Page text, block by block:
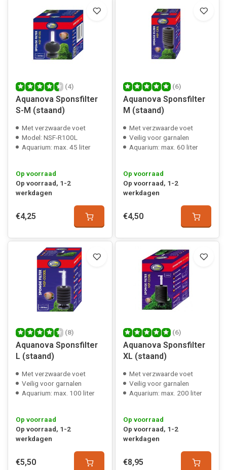
(4)
Aquanova Sponsfilter
S-M (staand)
Met verzwaarde voet
Model: NSF-R100L
Aquarium: max. 45 liter
Op voorraad
Op voorraad, 1-2
werkdagen
€4,25
(6)
Aquanova Sponsfilter
M (staand)
Met verzwaarde voet
Veilig voor garnalen
Aquarium: max. 60 liter
Op voorraad
Op voorraad, 1-2
werkdagen
€4,50
(8)
Aquanova Sponsfilter
L (staand)
Met verzwaarde voet
Veilig voor garnalen
Aquarium: max. 100 liter
Op voorraad
Op voorraad, 1-2
werkdagen
€5,50
(6)
Aquanova Sponsfilter
XL (staand)
Met verzwaarde voet
Veilig voor garnalen
Aquarium: max. 200 liter
Op voorraad
Op voorraad, 1-2
werkdagen
€8,95